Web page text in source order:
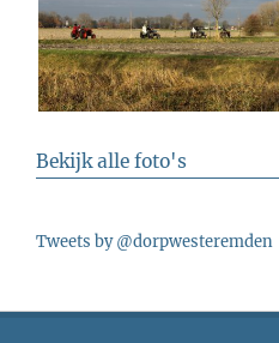
Bekijk alle foto's
Tweets by @dorpwesteremden